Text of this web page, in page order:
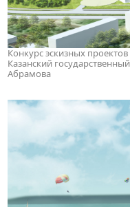
Конкурс эскизных
Казанский
Абрамова